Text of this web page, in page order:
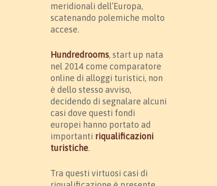
meridionali dell’Europa,
scatenando polemiche molto
accese.
Hundredrooms, start up nata
nel 2014 come comparatore
online di alloggi turistici, non
è dello stesso avviso,
decidendo di segnalare alcuni
casi dove questi fondi
europei hanno portato ad
importanti riqualificazioni
turistiche.
Tra questi virtuosi casi di